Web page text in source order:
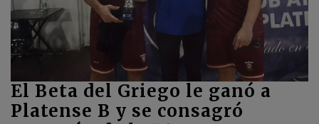
El Beta del Griego le ganó a
Platense B y se consagró
campeón de la B1
12 de Agosto, 2026